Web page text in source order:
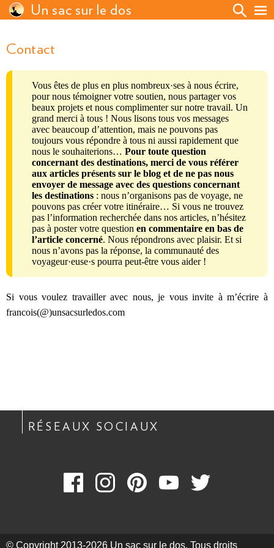
Un sac sur le dos
Contact
Vous êtes de plus en plus nombreux·ses à nous écrire,
pour nous témoigner votre soutien, nous partager vos
beaux projets et nous complimenter sur notre travail. Un
grand merci à tous ! Nous lisons tous vos messages
avec beaucoup d’attention, mais ne pouvons pas
toujours vous répondre à tous ni aussi rapidement que
nous le souhaiterions… Pour toute question
concernant des destinations, merci de vous référer
aux articles présents sur le blog et de ne pas nous
envoyer de message avec des questions concernant
les destinations : nous n’organisons pas de voyage, ne
pouvons pas créer votre itinéraire… Si vous ne trouvez
pas l’information recherchée dans nos articles, n’hésitez
pas à poster votre question en commentaire en bas de
l’article concerné. Nous répondrons avec plaisir. Et si
nous n’avons pas la réponse, la communauté des
voyageur·euse·s pourra peut-être vous aider !
Si vous voulez travailler avec nous, je vous invite à m’écrire à
francois(@)unsacsurledos.com
RÉSEAUX SOCIAUX
© Copyright 2013-2026 Un sac sur le dos. Tous droits